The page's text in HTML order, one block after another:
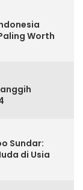
Worth
Sundar:
di Usia